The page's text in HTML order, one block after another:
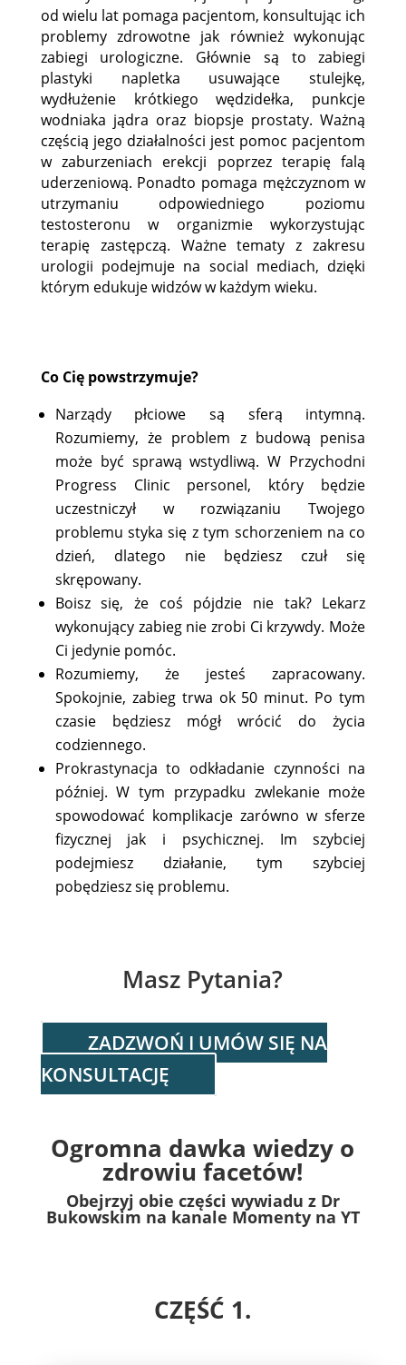
od wielu lat pomaga pacjentom, konsultując ich
problemy zdrowotne jak również wykonując
zabiegi urologiczne. Głównie są to zabiegi
plastyki napletka usuwające stulejkę,
wydłużenie krótkiego wędzidełka, punkcje
wodniaka jądra oraz biopsje prostaty. Ważną
częścią jego działalności jest pomoc pacjentom
w zaburzeniach erekcji poprzez terapię falą
uderzeniową. Ponadto pomaga mężczyznom w
utrzymaniu odpowiedniego poziomu
testosteronu w organizmie wykorzystując
terapię zastępczą. Ważne tematy z zakresu
urologii podejmuje na social mediach, dzięki
którym edukuje widzów w każdym wieku.
Co Cię powstrzymuje?
Narządy płciowe są sferą intymną.
Rozumiemy, że problem z budową penisa
może być sprawą wstydliwą. W Przychodni
Progress Clinic personel, który będzie
uczestniczył w rozwiązaniu Twojego
problemu styka się z tym schorzeniem na co
dzień, dlatego nie będziesz czuł się
skrępowany.
Boisz się, że coś pójdzie nie tak? Lekarz
wykonujący zabieg nie zrobi Ci krzywdy. Może
Ci jedynie pomóc.
Rozumiemy, że jesteś zapracowany.
Spokojnie, zabieg trwa ok 50 minut. Po tym
czasie będziesz mógł wrócić do życia
codziennego.
Prokrastynacja to odkładanie czynności na
później. W tym przypadku zwlekanie może
spowodować komplikacje zarówno w sferze
fizycznej jak i psychicznej. Im szybciej
podejmiesz działanie, tym szybciej
pobędziesz się problemu.
Masz Pytania?
ZADZWOŃ I UMÓW SIĘ NA
KONSULTACJĘ
Ogromna dawka wiedzy o
zdrowiu facetów!
Obejrzyj obie części wywiadu z Dr
Bukowskim na kanale Momenty na YT
CZĘŚĆ 1.